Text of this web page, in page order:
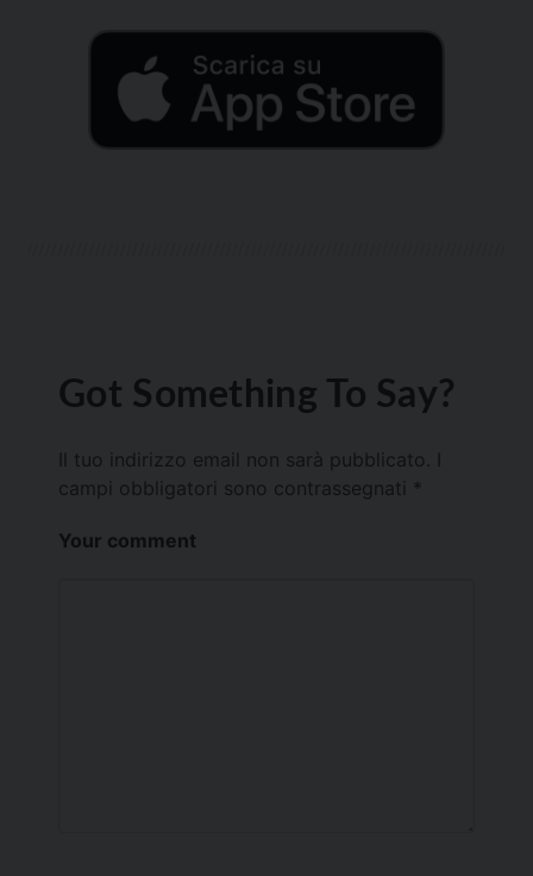
Got Something To Say?
Il tuo indirizzo email non sarà pubblicato.
campi obbligatori sono contrassegnati *
Your comment